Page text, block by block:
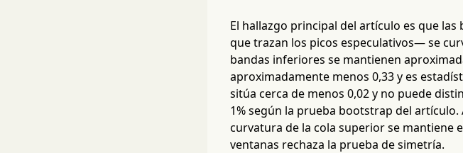
El hallazgo principal del artículo es que
que trazan los picos especulativos— se
bandas inferiores se mantienen
aproximadamente menos 0,33 y es
sitúa cerca de menos 0,02 y no puede
1% según la prueba bootstrap del
curvatura de la cola superior se mantiene
ventanas rechaza la prueba de simetría.